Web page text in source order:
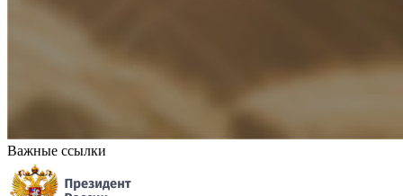
Важные ссылки